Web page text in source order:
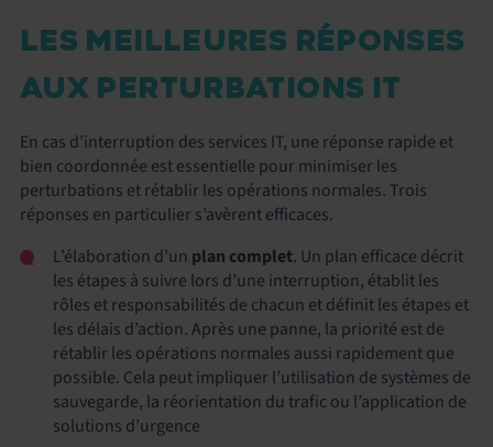
LES MEILLEURES RÉPONSES
AUX PERTURBATIONS IT
En cas d’interruption des services IT, une réponse rapide et
bien coordonnée est essentielle pour minimiser les
perturbations et rétablir les opérations normales. Trois
réponses en particulier s’avèrent efficaces.
L’élaboration d’un plan complet. Un plan efficace décrit
les étapes à suivre lors d’une interruption, établit les
rôles et responsabilités de chacun et définit les étapes et
les délais d’action. Après une panne, la priorité est de
rétablir les opérations normales aussi rapidement que
possible. Cela peut impliquer l’utilisation de systèmes de
sauvegarde, la réorientation du trafic ou l’application de
solutions d’urgence